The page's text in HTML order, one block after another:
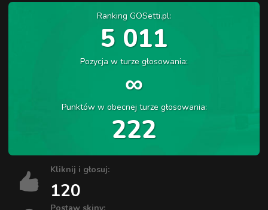
Ranking GOSetti.pl:
5 011
Pozycja w turze głosowania:
∞
Punktów w obecnej turze głosowania:
222
Kliknij i głosuj:
120
Postaw skiny: